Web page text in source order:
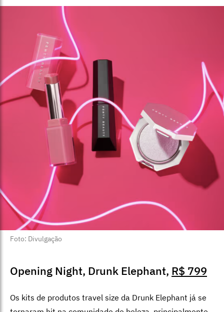
Foto: Divulgação
Opening Night, Drunk Elephant, R$ 799
Os kits de produtos travel size da Drunk Elephant já se